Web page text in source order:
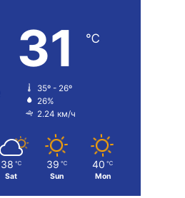
31 ℃
35º - 26º
26%
2.24 км/ч
38 ℃
Sat
39 ℃
Sun
40 ℃
Mon